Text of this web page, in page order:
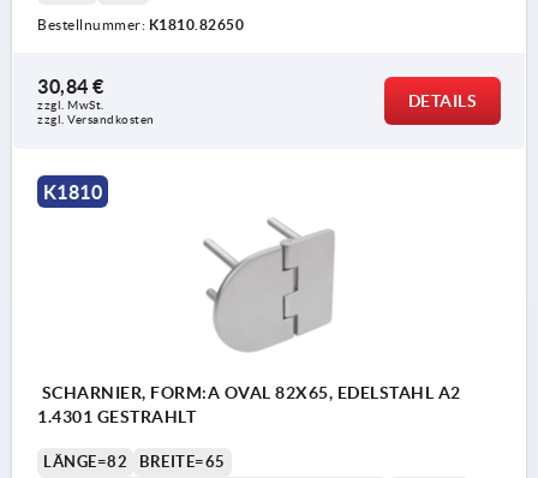
Bestellnummer: K1810.82650
30,84 €
zzgl. MwSt.
zzgl. Versandkosten
DETAILS
K1810
SCHARNIER, FORM:A OVAL 82X65, EDELSTAHL A2
1.4301 GESTRAHLT
LÄNGE=82
BREITE=65